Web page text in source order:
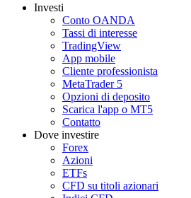
Investi
Conto OANDA
Tassi di interesse
TradingView
App mobile
Cliente professionista
MetaTrader 5
Opzioni di deposito
Scarica l'app o MT5
Contatto
Dove investire
Forex
Azioni
ETFs
CFD su titoli azionari